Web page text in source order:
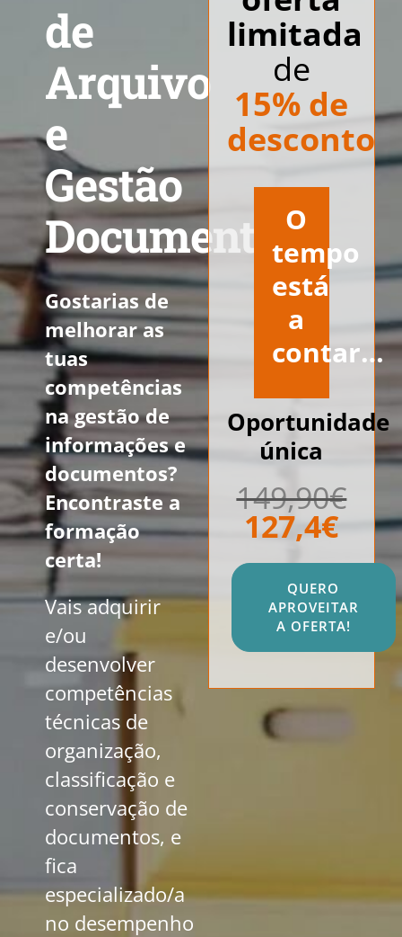
de
Arquivo
e
Gestão
Documental
Gostarias de
melhorar as
tuas
competências
na gestão de
informações e
documentos?
Encontraste a
formação
certa!
Vais adquirir
e/ou
desenvolver
competências
técnicas de
organização,
classificação e
conservação de
documentos, e
fica
especializado/a
no desempenho
limitada
de
15% de
desconto
O
tempo
está
a
contar…
Oportunidade
única
149,90€
127,4€
QUERO
APROVEITAR
A OFERTA!